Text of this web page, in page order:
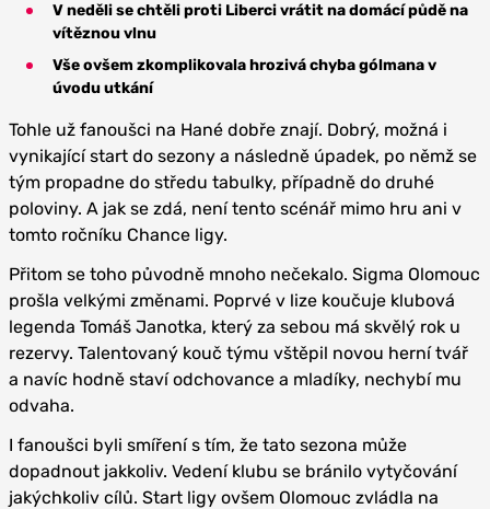
V neděli se chtěli proti Liberci vrátit na domácí půdě na
vítěznou vlnu
Vše ovšem zkomplikovala hrozivá chyba gólmana v
úvodu utkání
Tohle už fanoušci na Hané dobře znají. Dobrý, možná i
vynikající start do sezony a následně úpadek, po němž se
tým propadne do středu tabulky, případně do druhé
poloviny. A jak se zdá, není tento scénář mimo hru ani v
tomto ročníku Chance ligy.
Přitom se toho původně mnoho nečekalo. Sigma Olomouc
prošla velkými změnami. Poprvé v lize koučuje klubová
legenda Tomáš Janotka, který za sebou má skvělý rok u
rezervy. Talentovaný kouč týmu vštěpil novou herní tvář
a navíc hodně staví odchovance a mladíky, nechybí mu
odvaha.
I fanoušci byli smíření s tím, že tato sezona může
dopadnout jakkoliv. Vedení klubu se bránilo vytyčování
jakýchkoliv cílů. Start ligy ovšem Olomouc zvládla na